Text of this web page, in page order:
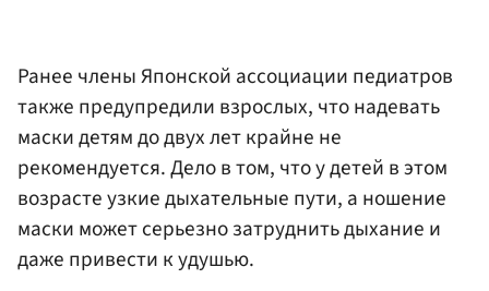
Ранее члены Японской ассоциации педиатров
также предупредили взрослых, что надевать
маски детям до двух лет крайне не
рекомендуется. Дело в том, что у детей в этом
возрасте узкие дыхательные пути, а ношение
маски может серьезно затруднить дыхание и
даже привести к удушью.